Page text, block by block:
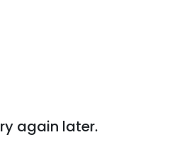
again later.